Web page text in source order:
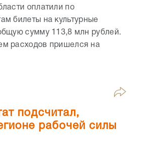
оплатили по
билеты на культурные
сумму 113,8 млн рублей.
расходов пришелся на
подсчитал,
рабочей силы